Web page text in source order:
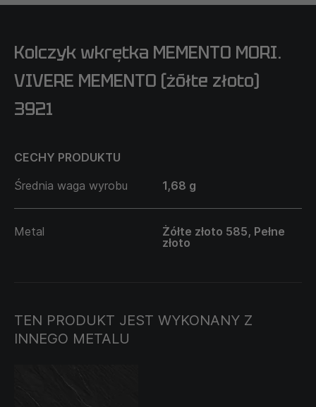
Kolczyk wkrętka MEMENTO MORI.
VIVERE MEMENTO (żółte złoto)
3921
CECHY PRODUKTU
Średnia waga wyrobu
1,68 g
Metal
Żółte złoto 585, Pełne
złoto
TEN PRODUKT JEST WYKONANY Z
INNEGO METALU